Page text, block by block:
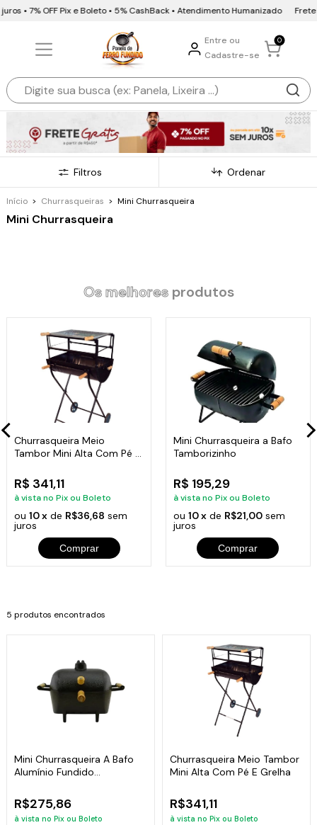
• 7% OFF Pix e Boleto • 5% CashBack • Atendimento Humanizado Frete
Entre ou
Cadastre-se
0
Filtros Ordenar
Início > Churrasqueiras > Mini Churrasqueira
Mini Churrasqueira
Os melhoresprodutos
Churrasqueira Meio
Tambor Mini Alta Com Pé E
R$ 341,11
à vista no Pix ou Boleto
ou10 x de R$36,68 sem
juros
Comprar
Mini Churrasqueira a Bafo
Tamborizinho
R$ 195,29
à vista no Pix ou Boleto
ou 10 x de R$21,00 sem
juros
Comprar
5 produtos encontrados
Mini Churrasqueira A Bafo
Alumínio Fundido
R$275,86
à vista no Pix ou Boleto
Churrasqueira Meio Tambor
Mini Alta Com Pé E Grelha
R$341,11
à vista no Pix ou Boleto